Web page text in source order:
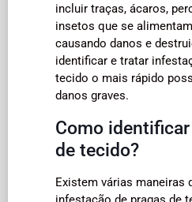
incluir traças, ácaros,
insetos que se
causando danos e
identificar e tratar
tecido o mais rápido
danos graves.
Como
de tecido?
Existem várias maneiras